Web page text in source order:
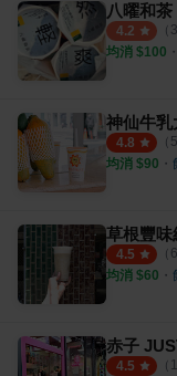
八曜和
4.2 （ 3
均消 $100 ・
神仙牛乳
4.8 （ 5
均消 $90 ・
4.5 （ 6
均消 $60 ・
赤子
4.5 （